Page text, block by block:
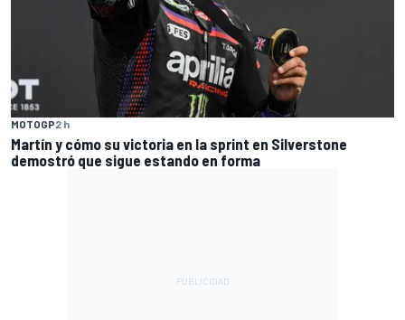
MOTOGP2 h
Martín y cómo su victoria en la sprint en Silverstone
demostró que sigue estando en forma